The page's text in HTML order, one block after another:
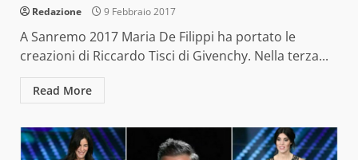
Redazione 9 Febbraio 2017
A Sanremo 2017 Maria De Filippi ha portato le
creazioni di Riccardo Tisci di Givenchy. Nella terza...
Read More